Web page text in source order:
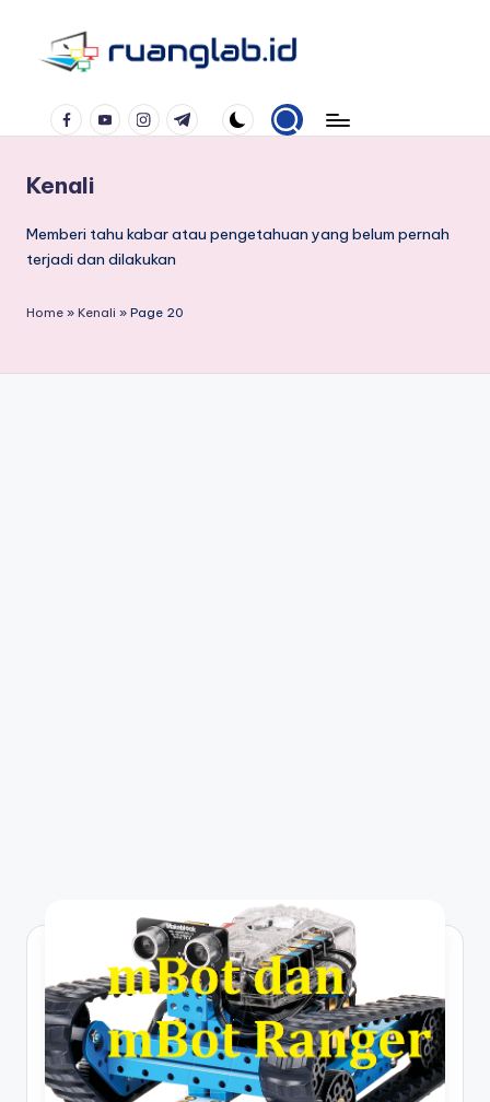
Klik
Banyak
FacebookYouTubeInstagramTelegram
Kenali
Memberi tahu kabar atau pengetahuan yang belum pernah
terjadi dan dilakukan
Home » Kenali » Page 20